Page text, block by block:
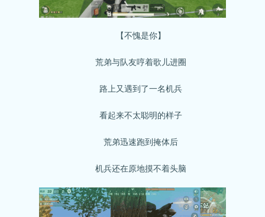
【不愧是你】
荒弟与队友哼着歌儿进圈
路上又遇到了一名机兵
看起来不太聪明的样子
荒弟迅速跑到掩体后
机兵还在原地摸不着头脑